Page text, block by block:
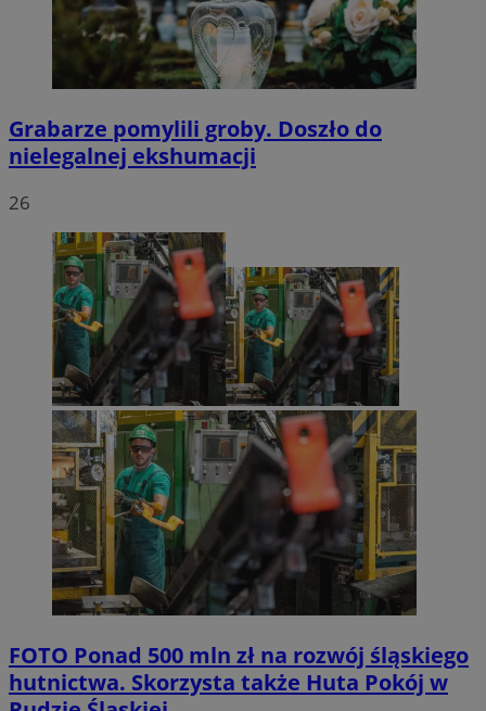
Grabarze pomylili groby. Doszło do
nielegalnej ekshumacji
26
FOTO Ponad 500 mln zł na rozwój śląskiego
hutnictwa. Skorzysta także Huta Pokój w